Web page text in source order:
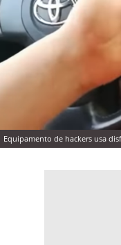
Equipamento de hackers usa